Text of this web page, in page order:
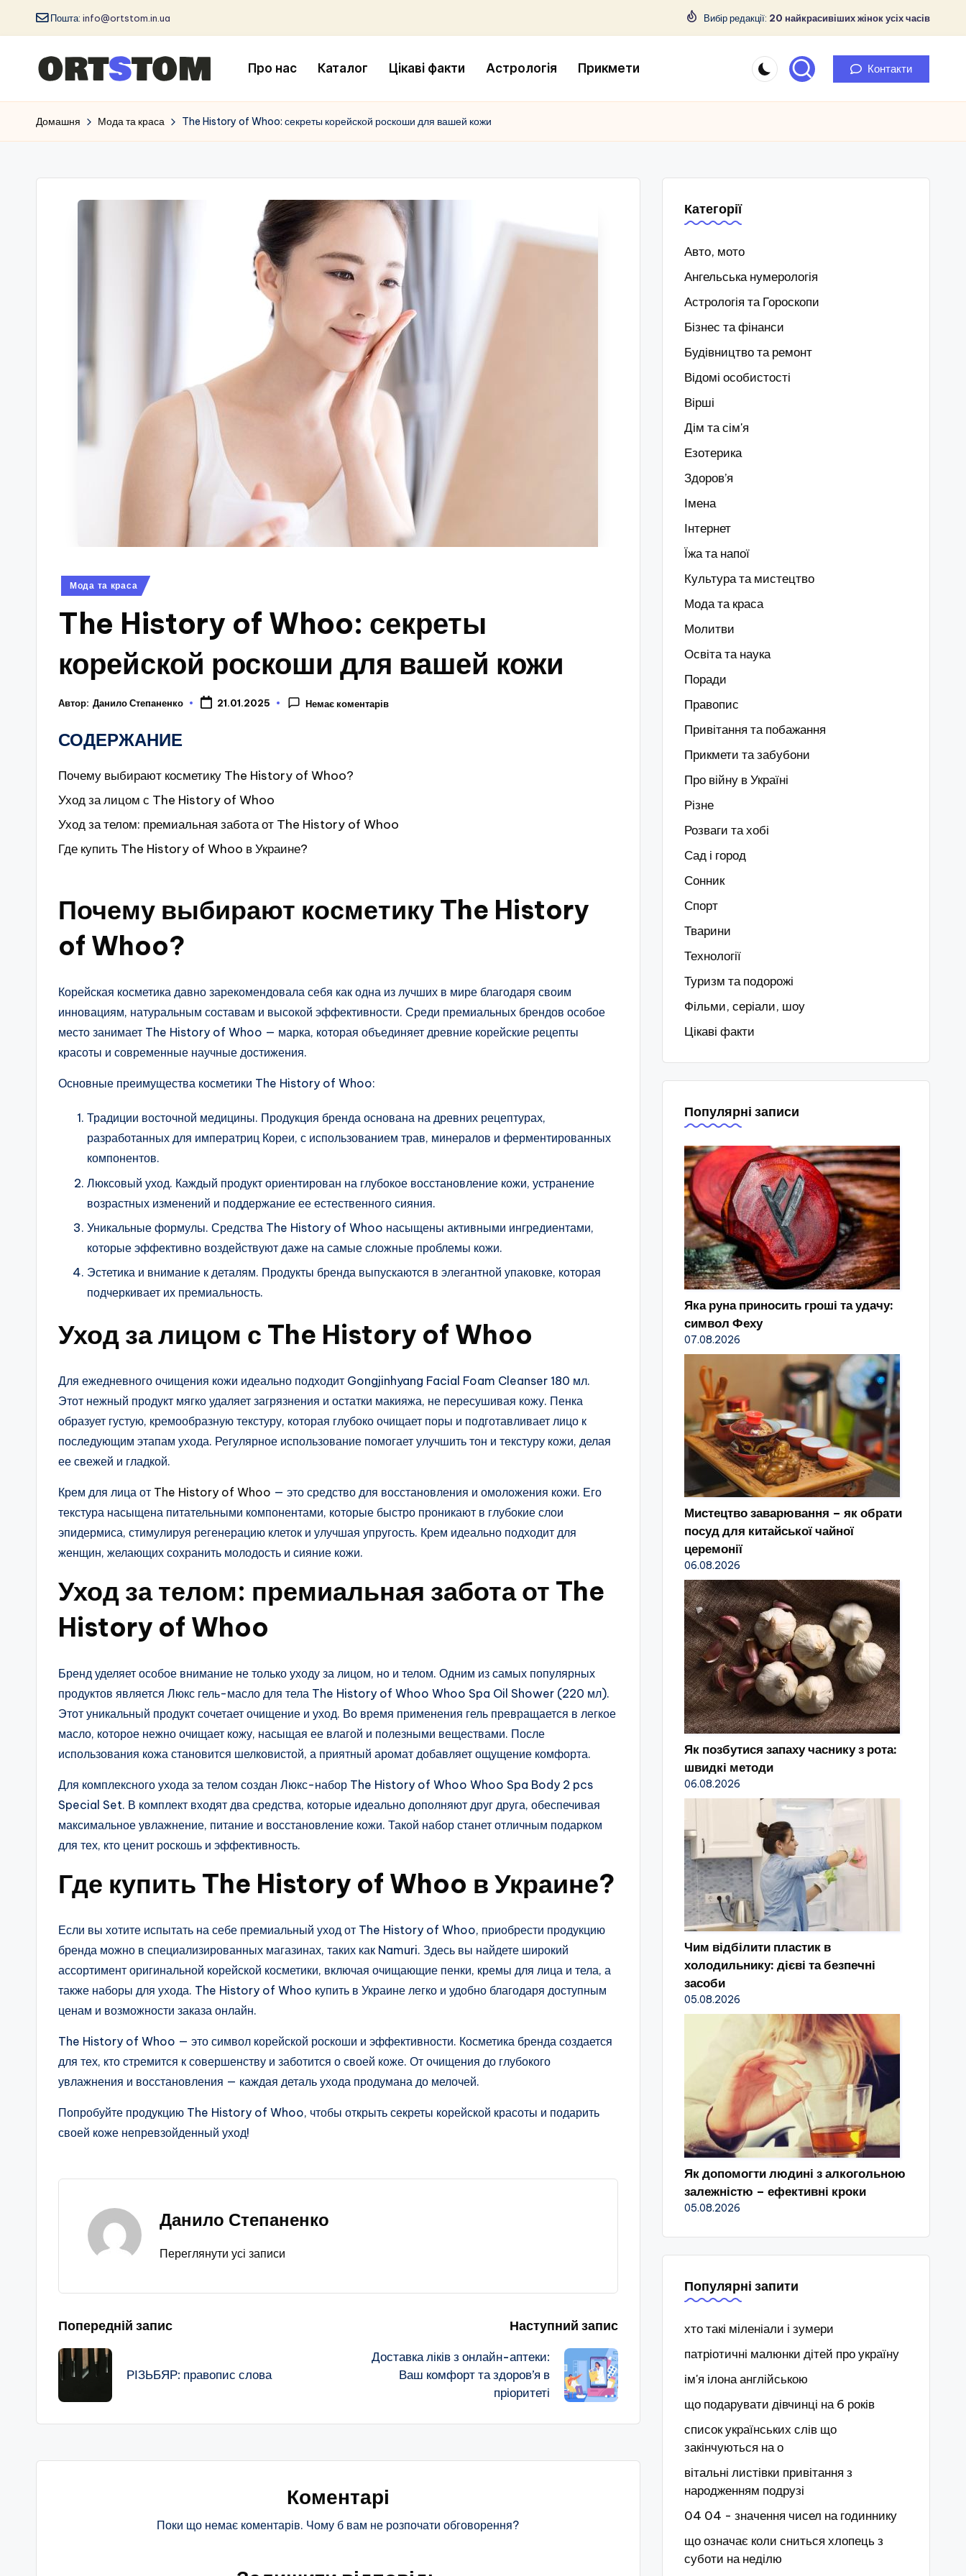
Пошта: info@ortstom.in.ua Вибір редакції: 20 найкрасивіших жінок усіх часів
Про нас Каталог Цікаві факти Астрологія Прикмети Контакти
Домашня Мода та краса The History of Whoo: секреты корейской роскоши для вашей кожи
Опубліковано
Мода та краса
The History of Whoo: секреты
корейской роскоши для вашей кожи
Автор: Данило Степаненко 21.01.2025 Немає коментарів
СОДЕРЖАНИЕ
Почему выбирают косметику The History of Whoo?
Уход за лицом с The History of Whoo
Уход за телом: премиальная забота от The History of Whoo
Где купить The History of Whoo в Украине?
Почему выбирают косметику The History
of Whoo?
Корейская косметика давно зарекомендовала себя как одна из лучших в мире благодаря своим
инновациям, натуральным составам и высокой эффективности. Среди премиальных брендов особое
место занимает The History of Whoo — марка, которая объединяет древние корейские рецепты
красоты и современные научные достижения.
Основные преимущества косметики The History of Whoo:
Традиции восточной медицины. Продукция бренда основана на древних рецептурах,
разработанных для императриц Кореи, с использованием трав, минералов и ферментированных
компонентов.
Люксовый уход. Каждый продукт ориентирован на глубокое восстановление кожи, устранение
возрастных изменений и поддержание ее естественного сияния.
Уникальные формулы. Средства The History of Whoo насыщены активными ингредиентами,
которые эффективно воздействуют даже на самые сложные проблемы кожи.
Эстетика и внимание к деталям. Продукты бренда выпускаются в элегантной упаковке, которая
подчеркивает их премиальность.
Уход за лицом с The History of Whoo
Для ежедневного очищения кожи идеально подходит Gongjinhyang Facial Foam Cleanser 180 мл.
Этот нежный продукт мягко удаляет загрязнения и остатки макияжа, не пересушивая кожу. Пенка
образует густую, кремообразную текстуру, которая глубоко очищает поры и подготавливает лицо к
последующим этапам ухода. Регулярное использование помогает улучшить тон и текстуру кожи, делая
ее свежей и гладкой.
Крем для лица от The History of Whoo — это средство для восстановления и омоложения кожи. Его
текстура насыщена питательными компонентами, которые быстро проникают в глубокие слои
эпидермиса, стимулируя регенерацию клеток и улучшая упругость. Крем идеально подходит для
женщин, желающих сохранить молодость и сияние кожи.
Уход за телом: премиальная забота от The
History of Whoo
Бренд уделяет особое внимание не только уходу за лицом, но и телом. Одним из самых популярных
продуктов является Люкс гель-масло для тела The History of Whoo Whoo Spa Oil Shower (220 мл).
Этот уникальный продукт сочетает очищение и уход. Во время применения гель превращается в легкое
масло, которое нежно очищает кожу, насыщая ее влагой и полезными веществами. После
использования кожа становится шелковистой, а приятный аромат добавляет ощущение комфорта.
Для комплексного ухода за телом создан Люкс-набор The History of Whoo Whoo Spa Body 2 pcs
Special Set. В комплект входят два средства, которые идеально дополняют друг друга, обеспечивая
максимальное увлажнение, питание и восстановление кожи. Такой набор станет отличным подарком
для тех, кто ценит роскошь и эффективность.
Где купить The History of Whoo в Украине?
Если вы хотите испытать на себе премиальный уход от The History of Whoo, приобрести продукцию
бренда можно в специализированных магазинах, таких как Namuri. Здесь вы найдете широкий
ассортимент оригинальной корейской косметики, включая очищающие пенки, кремы для лица и тела, а
также наборы для ухода. The History of Whoo купить в Украине легко и удобно благодаря доступным
ценам и возможности заказа онлайн.
The History of Whoo — это символ корейской роскоши и эффективности. Косметика бренда создается
для тех, кто стремится к совершенству и заботится о своей коже. От очищения до глубокого
увлажнения и восстановления — каждая деталь ухода продумана до мелочей.
Попробуйте продукцию The History of Whoo, чтобы открыть секреты корейской красоты и подарить
своей коже непревзойденный уход!
Данило Степаненко
Переглянути усі записи
Навігація
по
запису
Попередній запис
РІЗЬБЯР: правопис слова
Наступний запис
Доставка ліків з онлайн-аптеки:
Ваш комфорт та здоров’я в
пріоритеті
Коментарі
Поки що немає коментарів. Чому б вам не розпочати обговорення?
Категорії
Авто, мото
Ангельська нумерологія
Астрологія та Гороскопи
Бізнес та фінанси
Будівництво та ремонт
Відомі особистості
Вірші
Дім та сім'я
Езотерика
Здоров’я
Імена
Інтернет
Їжа та напої
Культура та мистецтво
Мода та краса
Молитви
Освіта та наука
Поради
Правопис
Привітання та побажання
Прикмети та забубони
Про війну в Україні
Різне
Розваги та хобі
Сад і город
Сонник
Спорт
Тварини
Технології
Туризм та подорожі
Фільми, серіали, шоу
Цікаві факти
Популярні записи
Яка руна приносить гроші та удачу:
символ Феху
07.08.2026
Мистецтво заварювання – як обрати
посуд для китайської чайної
церемонії
06.08.2026
Як позбутися запаху часнику з рота:
швидкі методи
06.08.2026
Чим відбілити пластик в
холодильнику: дієві та безпечні
засоби
05.08.2026
Як допомогти людині з алкогольною
залежністю – ефективні кроки
05.08.2026
Популярні запити
хто такі міленіали і зумери
патріотичні малюнки дітей про україну
ім'я ілона англійською
що подарувати дівчинці на 6 років
список українських слів що
закінчуються на о
вітальні листівки привітання з
народженням подрузі
04 04 - значення чисел на годиннику
що означає коли сниться хлопець з
суботи на неділю